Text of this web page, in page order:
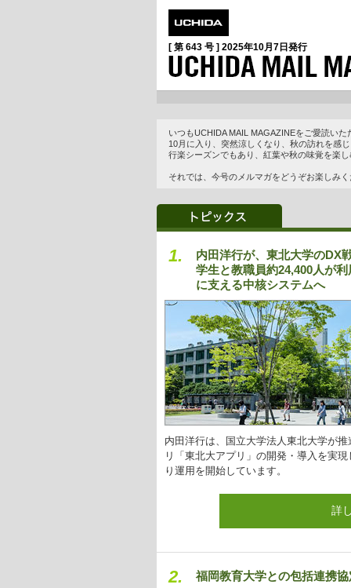
[ 第 643 号 ] 2025年10月7日 発行
いつもUCHIDA MAIL MAGAZINEをご愛読い
10月に入り、突然涼しくなり、秋の訪れを感
行楽シーズンでもあり、紅葉や秋の味覚を楽
それでは、今号のメルマガをどうぞお楽しみ
1.
内田洋行が、東北大学の
学生と教職員約24,400人が
に支える中核システムへ
内田洋行は、国立大学法人東北大学が
リ「東北大アプリ」の開発・導入を実
り運用を開始しています。
詳
2. 福岡教育大学との包括連携